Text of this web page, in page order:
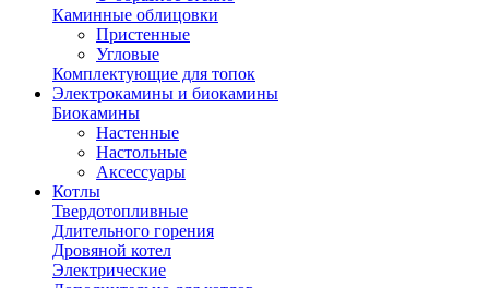
Каминные облицовки
Пристенные
Угловые
Комплектующие для топок
Электрокамины и биокамины
Биокамины
Настенные
Настольные
Аксессуары
Котлы
Твердотопливные
Длительного горения
Дровяной котел
Электрические